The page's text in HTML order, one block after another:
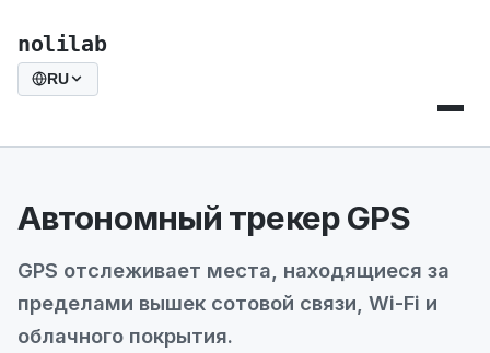
nolilab
RU
Автономный трекер GPS
GPS отслеживает места, находящиеся за
пределами вышек сотовой связи, Wi-Fi и
облачного покрытия.